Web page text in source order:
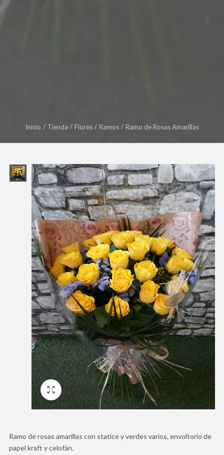
Inicio Tienda Flores Ramos Ramo de Rosas Amarillas
Pantalla Completa
Ramo de rosas amarillas con statice y verdes varios, envoltorio de
papel kraft y celofán.